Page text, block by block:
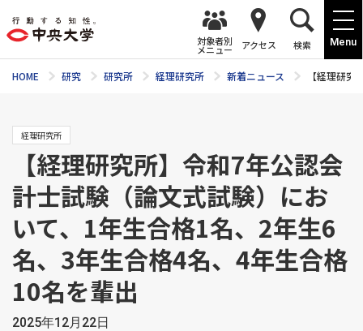
Menu
対象者別
メニュー アクセス 検索
HOME 研究 研究所 経理研究所 新着ニュース 【経理研
経理研究所
【経理研究所】令和7年公認会
計士試験（論文式試験）にお
いて、1年生合格1名、2年生6
名、3年生合格4名、4年生合格
10名を輩出
2025年12月22日